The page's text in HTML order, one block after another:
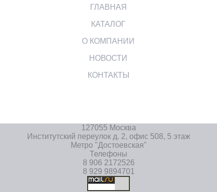
ГЛАВНАЯ
КАТАЛОГ
О КОМПАНИИ
НОВОСТИ
КОНТАКТЫ
127055 Москва
Институтский переулок д. 2, офис 508, 5 этаж
Метро "Достоевская"
Телефоны
8 906 2172526
8 929 9894701